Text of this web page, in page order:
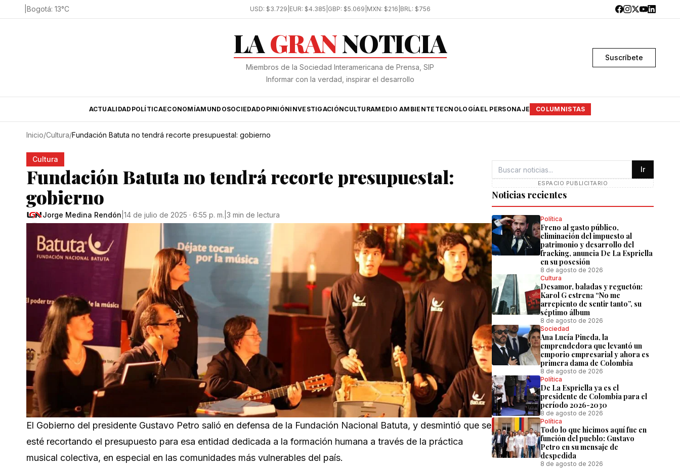
Bogotá: 13°C USD: $3.729 EUR: $4.385 GBP: $5.069 MXN: $216 BRL: $756
LAGRANNOTICIA
Miembros de la Sociedad Interamericana de Prensa, SIP
Informar con la verdad, inspirar el desarrollo
Suscríbete
ACTUALIDAD POLÍTICAECONOMÍAMUNDOSOCIEDADOPINIÓNINVESTIGACIÓNCULTURAMEDIO AMBIENTE TECNOLOGÍAEL PERSONAJE COLUMNISTAS
Inicio/Cultura/Fundación Batuta no tendrá recorte presupuestal: gobierno
Cultura
Fundación Batuta no tendrá recorte presupuestal:
gobierno
Jorge Medina Rendón 14 de julio de 2025 · 6:55 p. m. 3 min de lectura
El Gobierno del presidente Gustavo Petro salió en defensa de la Fundación Nacional Batuta, y desmintió que se
esté recortando el presupuesto para esa entidad dedicada a la formación humana a través de la práctica
musical colectiva, en especial en las comunidades más vulnerables del país.
Ir
ESPACIO PUBLICITARIO
Noticias recientes
Política
Freno al gasto público,
eliminación del impuesto al
patrimonio y desarrollo del
fracking, anuncia De La Espriella
en su posesión
8 de agosto de 2026
Cultura
Desamor, baladas y reguetón:
Karol G estrena “No me
arrepiento de sentir tanto”, su
séptimo álbum
8 de agosto de 2026
Sociedad
Ana Lucía Pineda, la
emprendedora que levantó un
emporio empresarial y ahora es
primera dama de Colombia
8 de agosto de 2026
Política
De La Espriella ya es el
presidente de Colombia para el
período 2026-2030
8 de agosto de 2026
Política
Todo lo que hicimos aquí fue en
función del pueblo: Gustavo
Petro en su mensaje de
despedida
8 de agosto de 2026